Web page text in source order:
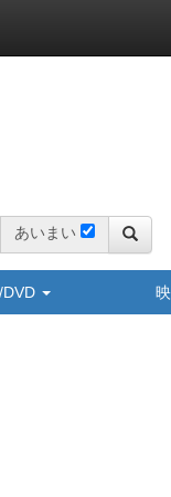
あいまい